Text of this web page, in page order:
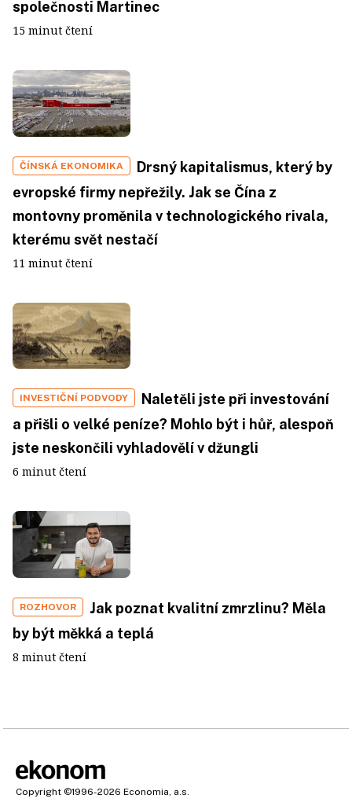
společnosti Martinec
15 minut čtení
ČÍNSKÁ EKONOMIKA
Drsný kapitalismus, který by
evropské firmy nepřežily. Jak se Čína z
montovny proměnila v technologického rivala,
kterému svět nestačí
11 minut čtení
INVESTIČNÍ PODVODY
Naletěli jste při investování
a přišli o velké peníze? Mohlo být i hůř, alespoň
jste neskončili vyhladovělí v džungli
6 minut čtení
ROZHOVOR
Jak poznat kvalitní zmrzlinu? Měla
by být měkká a teplá
8 minut čtení
Copyright ©1996-2026 Economia, a.s.